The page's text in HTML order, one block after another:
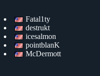
Fatal1ty
destrukt
icesalmon
pointblanK
McDermott